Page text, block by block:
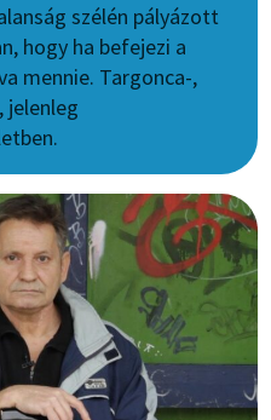
szélén pályázott
hogy ha befejezi a
mennie. Targonca-,
jelenleg